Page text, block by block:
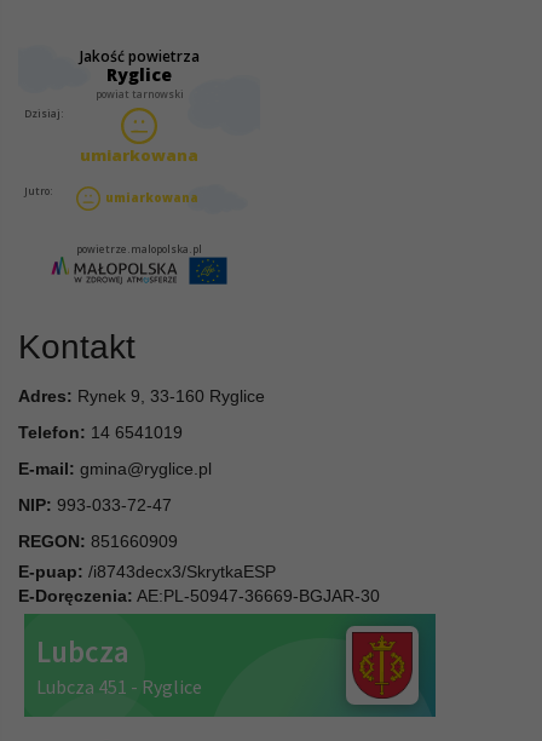
Kontakt
Adres: Rynek 9, 33-160 Ryglice
Telefon: 14 6541019
E-mail: gmina@ryglice.pl
NIP: 993-033-72-47
REGON: 851660909
E-puap: /i8743decx3/SkrytkaESP
E-Doręczenia: AE:PL-50947-36669-BGJAR-30